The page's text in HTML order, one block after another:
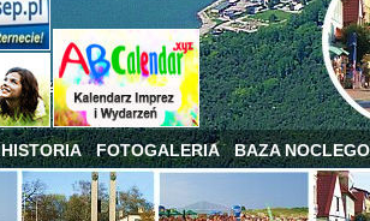
HISTORIA FOTOGALERIA BAZA